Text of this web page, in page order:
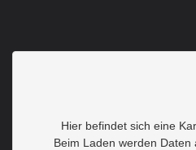
Hier befindet sich eine
Beim Laden werden Daten